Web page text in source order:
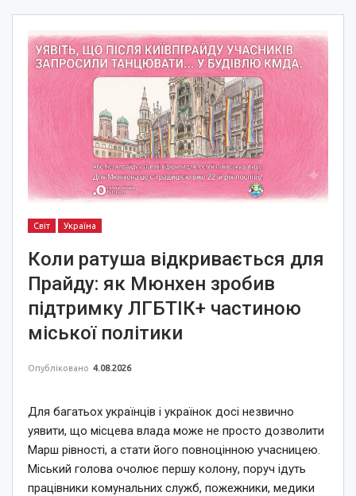
Світ Україна
Коли ратуша відкривається для
Прайду: як Мюнхен зробив
підтримку ЛГБТІК+ частиною
міської політики
Опубліковано 4.08.2026
Для багатьох українців і українок досі незвично
уявити, що місцева влада може не просто дозволити
Марш рівності, а стати його повноцінною учасницею.
Міський голова очолює першу колону, поруч ідуть
працівники комунальних служб, пожежники, медики